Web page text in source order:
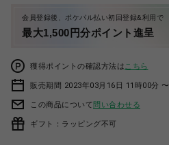
会員登録後、ポケパル払い初回登録&利用で
最大1,500円分ポイント進呈
獲得ポイントの確認方法は こちら
販売期間 2023年03月16日 11時00分 〜
この商品について問い合わせる
ギフト：ラッピング不可